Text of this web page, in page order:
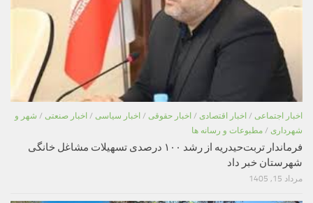
اخبار اجتماعی / اخبار اقتصادی / اخبار حقوقی / اخبار سیاسی / اخبار صنعتی / شهر و
شهرداری / مطبوعات و رسانه ها
فرماندار تربت‌حیدریه از رشد ۱۰۰ درصدی تسهیلات مشاغل خانگی
شهرستان خبر داد
مرداد 15, 1405